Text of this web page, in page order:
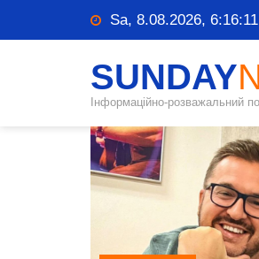
Sa, 8.08.2026, 6:16:11
SUNDAY
Інформаційно-розважальний